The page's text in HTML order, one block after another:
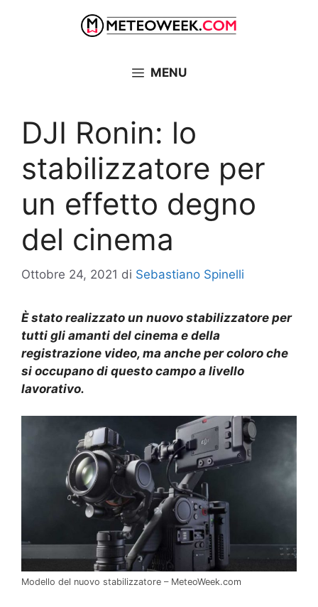
MENU
DJI Ronin: lo
stabilizzatore per
un effetto degno
del cinema
Ottobre 24, 2021 di Sebastiano Spinelli
È stato realizzato un nuovo stabilizzatore per
tutti gli amanti del cinema e della
registrazione video, ma anche per coloro che
si occupano di questo campo a livello
lavorativo.
Modello del nuovo stabilizzatore – MeteoWeek.com